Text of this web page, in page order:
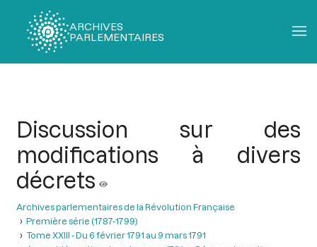
ARCHIVES
PARLEMENTAIRES
Discussion sur des
modifications à divers
décrets
Archives parlementaires de la Révolution Française
Première série (1787-1799)
Tome XXIII - Du 6 février 1791 au 9 mars 1791